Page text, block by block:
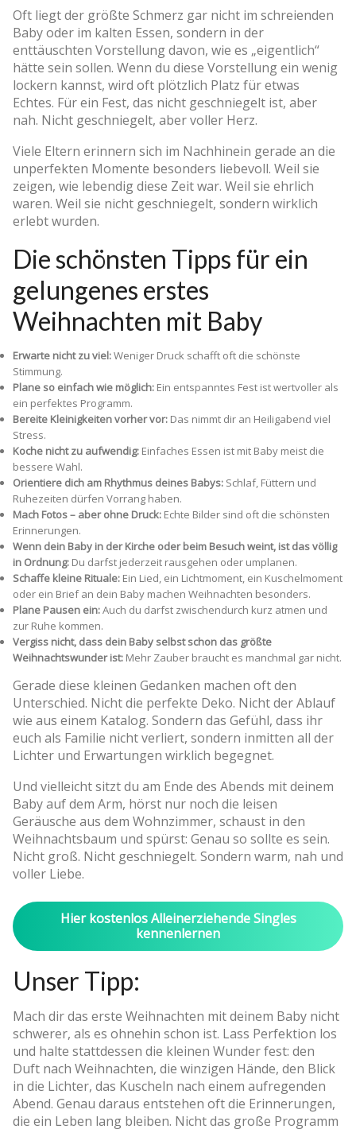
Oft liegt der größte Schmerz gar nicht im schreienden
Baby oder im kalten Essen, sondern in der
enttäuschten Vorstellung davon, wie es „eigentlich“
hätte sein sollen. Wenn du diese Vorstellung ein wenig
lockern kannst, wird oft plötzlich Platz für etwas
Echtes. Für ein Fest, das nicht geschniegelt ist, aber
nah. Nicht geschniegelt, aber voller Herz.
Viele Eltern erinnern sich im Nachhinein gerade an die
unperfekten Momente besonders liebevoll. Weil sie
zeigen, wie lebendig diese Zeit war. Weil sie ehrlich
waren. Weil sie nicht geschniegelt, sondern wirklich
erlebt wurden.
Die schönsten Tipps für ein
gelungenes erstes
Weihnachten mit Baby
Erwarte nicht zu viel:Weniger Druck schafft oft die schönste
Stimmung.
Plane so einfach wie möglich: Ein entspanntes Fest ist wertvoller als
ein perfektes Programm.
Bereite Kleinigkeiten vorher vor: Das nimmt dir an Heiligabend viel
Stress.
Koche nicht zu aufwendig: Einfaches Essen ist mit Baby meist die
bessere Wahl.
Orientiere dich am Rhythmus deines Babys: Schlaf, Füttern und
Ruhezeiten dürfen Vorrang haben.
Mach Fotos – aber ohne Druck: Echte Bilder sind oft die schönsten
Erinnerungen.
Wenn dein Baby in der Kirche oder beim Besuch weint, ist das völlig
in Ordnung: Du darfst jederzeit rausgehen oder umplanen.
Schaffe kleine Rituale: Ein Lied, ein Lichtmoment, ein Kuschelmoment
oder ein Brief an dein Baby machen Weihnachten besonders.
Plane Pausen ein:Auch du darfst zwischendurch kurz atmen und
zur Ruhe kommen.
Vergiss nicht, dass dein Baby selbst schon das größte
Weihnachtswunder ist: Mehr Zauber braucht es manchmal gar nicht.
Gerade diese kleinen Gedanken machen oft den
Unterschied. Nicht die perfekte Deko. Nicht der Ablauf
wie aus einem Katalog. Sondern das Gefühl, dass ihr
euch als Familie nicht verliert, sondern inmitten all der
Lichter und Erwartungen wirklich begegnet.
Und vielleicht sitzt du am Ende des Abends mit deinem
Baby auf dem Arm, hörst nur noch die leisen
Geräusche aus dem Wohnzimmer, schaust in den
Weihnachtsbaum und spürst: Genau so sollte es sein.
Nicht groß. Nicht geschniegelt. Sondern warm, nah und
voller Liebe.
Hier kostenlos Alleinerziehende Singles
kennenlernen
Unser Tipp:
Mach dir das erste Weihnachten mit deinem Baby nicht
schwerer, als es ohnehin schon ist. Lass Perfektion los
und halte stattdessen die kleinen Wunder fest: den
Duft nach Weihnachten, die winzigen Hände, den Blick
in die Lichter, das Kuscheln nach einem aufregenden
Abend. Genau daraus entstehen oft die Erinnerungen,
die ein Leben lang bleiben. Nicht das große Programm